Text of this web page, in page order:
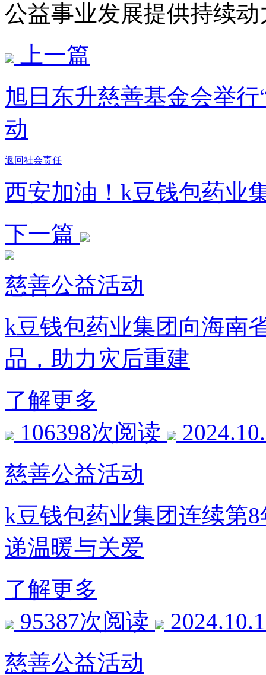
公益事业发展提供持续动
上一篇
旭日东升慈善基金会举
动
返回社会责任
西安加油！k豆钱包药业
下一篇
慈善公益活动
k豆钱包药业集团向海南
品，助力灾后重建
了解更多
106398次阅读
慈善公益活动
k豆钱包药业集团连续第
递温暖与关爱
了解更多
95387次阅读
慈善公益活动